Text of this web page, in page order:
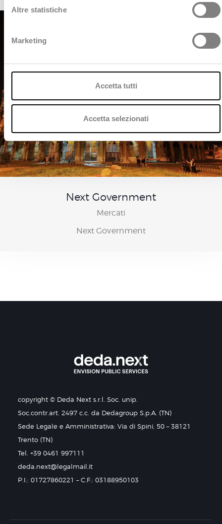
o
o
n
s
e
n
s
o
Altre statistiche
Marketing
Accetta tutti
Accetta selezionati
Next Government
Mercati
Next Government
copyright © Deda Next s.r.l. Soc. unip.
Soc.contr.art. 2497 c.c. da Dedagroup S.p.A. (TN)
Sede Legale e Amministrativa: Via di Spini, 50 – 38121
Trento (TN)
Tel. +39 0461 997111
deda.next@legalmail.it
P.I.: 01727860221 – C.F.: 03188950103